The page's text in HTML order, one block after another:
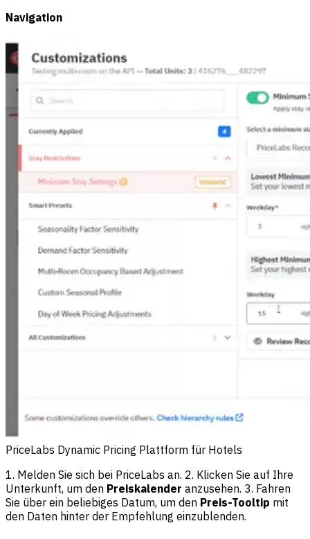
Navigation
PriceLabs Dynamic Pricing Plattform für Hotels
1. Melden Sie sich bei PriceLabs an. 2. Klicken Sie auf Ihre
Unterkunft, um den Preiskalender anzusehen. 3. Fahren
Sie über ein beliebiges Datum, um den Preis-Tooltip mit
den Daten hinter der Empfehlung einzublenden.